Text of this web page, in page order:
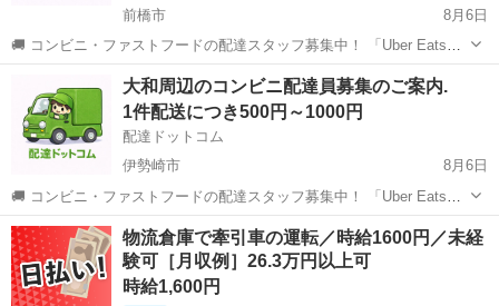
前橋市
8月6日
🚚 コンビニ・ファストフードの配達スタッフ募集中！ 「Uber Eats」
や「出前館」のように、配達専用アプリを使ってお仕事するスタイル
です。 オファー内容を見てから、受けるかどうかを自由に選べます！
✅ 業務内容...
配送 ローソン
大和周辺のコンビニ配達員募集のご案内.
1件配送につき500円～1000円
配達ドットコム
伊勢崎市
8月6日
🚚 コンビニ・ファストフードの配達スタッフ募集中！ 「Uber Eats」
や「出前館」のように、配達専用アプリを使ってお仕事するスタイル
です。 オファー内容を見てから、受けるかどうかを自由に選べます！
✅ 業務内容...
群馬 伊勢崎市 配送 ファストフード
物流倉庫で牽引車の運転／時給1600円／未経
験可［月収例］26.3万円以上可
時給1,600円